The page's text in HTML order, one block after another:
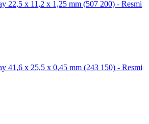
22,5 x 11,2 x 1,25 mm (507 200) - Resmi
41,6 x 25,5 x 0,45 mm (243 150) - Resmi